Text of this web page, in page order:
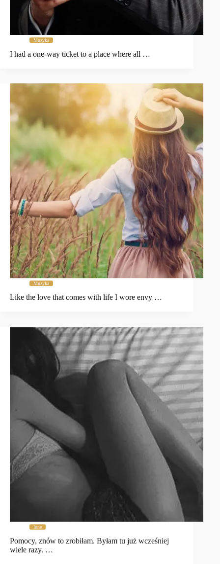
Muzyka
I had a one-way ticket to a place where all …
Muzyka
Like the love that comes with life I wore envy …
Inne
Pomocy, znów to zrobiłam. Byłam tu już wcześniej
wiele razy. …